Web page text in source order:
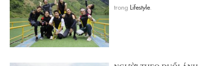
trong Lifestyle